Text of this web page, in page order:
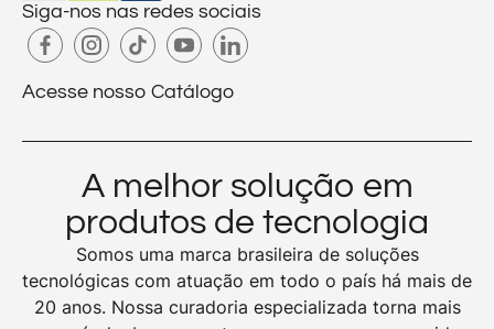
Siga-nos nas redes sociais
Acesse nosso Catálogo
A melhor solução em
produtos de tecnologia
Somos uma marca brasileira de soluções
tecnológicas com atuação em todo o país há mais de
20 anos. Nossa curadoria especializada torna mais